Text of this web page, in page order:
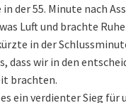
der 55. Minute nach
Luft und brachte
in der
dass wir in den
brachten.
ein verdienter Sieg